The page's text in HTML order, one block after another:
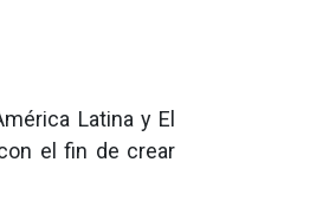
Latina y El
el fin de crear